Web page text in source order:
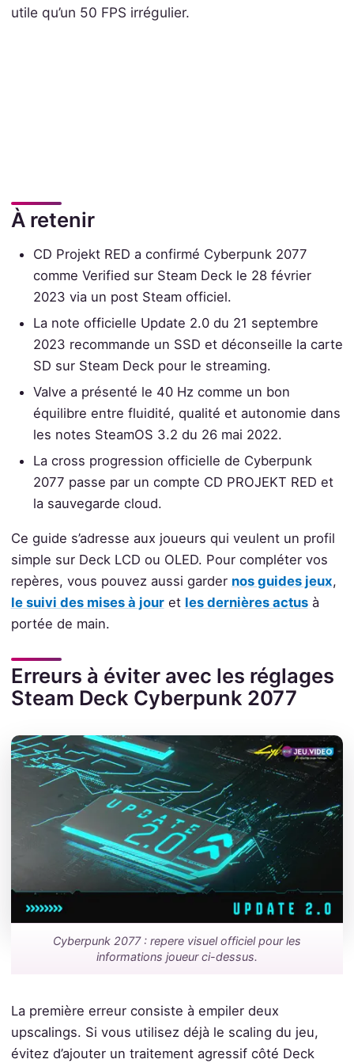
utile qu’un 50 FPS irrégulier.
À retenir
CD Projekt RED a confirmé Cyberpunk 2077
comme Verified sur Steam Deck le 28 février
2023 via un post Steam officiel.
La note officielle Update 2.0 du 21 septembre
2023 recommande un SSD et déconseille la carte
SD sur Steam Deck pour le streaming.
Valve a présenté le 40 Hz comme un bon
équilibre entre fluidité, qualité et autonomie dans
les notes SteamOS 3.2 du 26 mai 2022.
La cross progression officielle de Cyberpunk
2077 passe par un compte CD PROJEKT RED et
la sauvegarde cloud.
Ce guide s’adresse aux joueurs qui veulent un profil
simple sur Deck LCD ou OLED. Pour compléter vos
repères, vous pouvez aussi garder nos guides jeux,
le suivi des mises à jouret les dernières actusà
portée de main.
Erreurs à éviter avec les réglages
Steam Deck Cyberpunk 2077
Cyberpunk 2077 : repere visuel officiel pour les
informations joueur ci-dessus.
La première erreur consiste à empiler deux
upscalings. Si vous utilisez déjà le scaling du jeu,
évitez d’ajouter un traitement agressif côté Deck